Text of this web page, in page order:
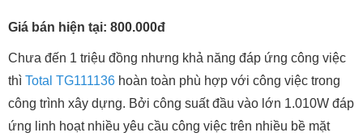
Giá bán hiện tại: 800.000đ
Chưa đến 1 triệu đồng nhưng khả năng đáp ứng công việc
thì Total TG111136 hoàn toàn phù hợp với công việc trong
công trình xây dựng. Bởi công suất đầu vào lớn 1.010W đáp
ứng linh hoạt nhiều yêu cầu công việc trên nhiều bề mặt